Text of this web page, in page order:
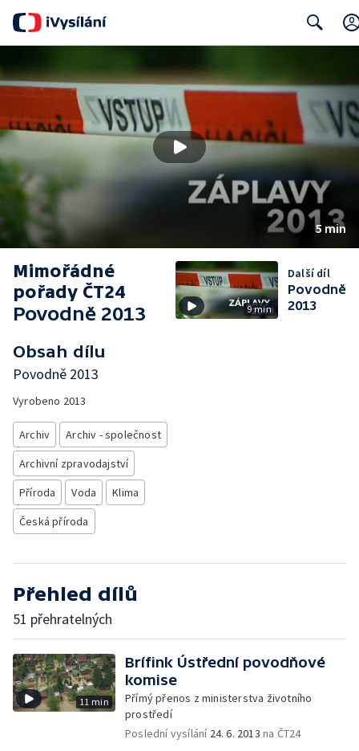
5 min
Mimořádné
pořady ČT24
Povodně 2013
Obsah dílu
Povodně 2013
Vyrobeno 2013
Archiv
Archiv - společnost
Archivní zpravodajství
Příroda
Voda
Klima
Česká příroda
9 min
Další díl
Povodně
2013
Přehled dílů
51 přehratelných
11 min
Brífink Ústřední povodňové
komise
Přímý přenos z ministerstva životního
prostředí
Poslední vysílání 24. 6. 2013 na ČT24